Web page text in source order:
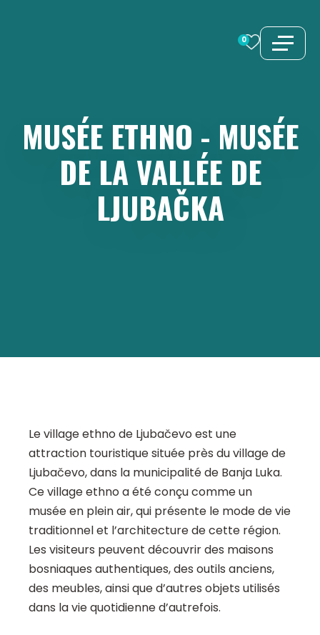
0
MUSÉE ETHNO - MUSÉE
DE LA VALLÉE DE
LJUBAČKA
Le village ethno de Ljubačevo est une
attraction touristique située près du village de
Ljubačevo, dans la municipalité de Banja Luka.
Ce village ethno a été conçu comme un
musée en plein air, qui présente le mode de vie
traditionnel et l’architecture de cette région.
Les visiteurs peuvent découvrir des maisons
bosniaques authentiques, des outils anciens,
des meubles, ainsi que d’autres objets utilisés
dans la vie quotidienne d’autrefois.